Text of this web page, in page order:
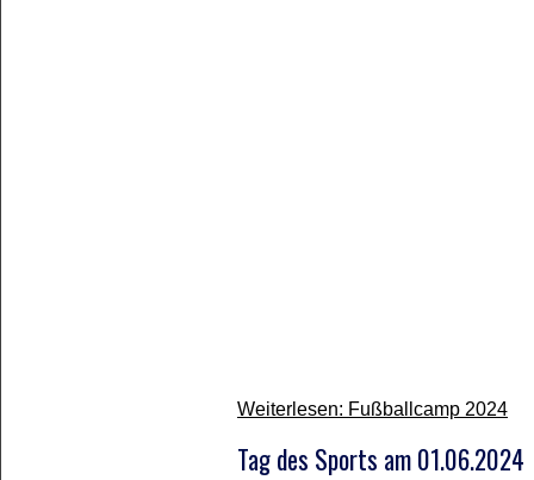
Weiterlesen: Fußballcamp 2024
Tag des Sports am 01.06.2024